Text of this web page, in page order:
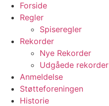
Forside
Regler
Spiseregler
Rekorder
Nye Rekorder
Udgåede rekorder
Anmeldelse
Støtteforeningen
Historie